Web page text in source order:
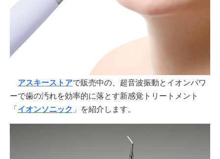
アスキーストアで販売中の、超音波振動とイオンパワ
ーで歯の汚れを効率的に落とす新感覚トリートメント
「 イオンソニック 」を紹介します。